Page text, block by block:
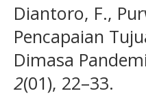
Diantoro, F.,
Pencapaian
Dimasa
2(01), 22–33.